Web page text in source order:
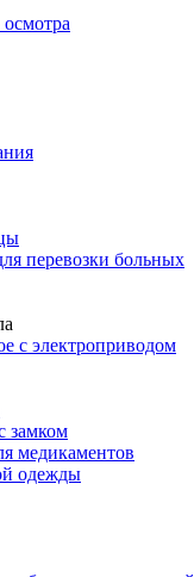
перевозки больных
с электроприводом
замком
медикаментов
одежды